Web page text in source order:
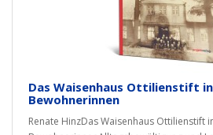
Das Waisenhaus Ottilienstift
Bewohnerinnen
Renate HinzDas Waisenhaus Ottilienstift